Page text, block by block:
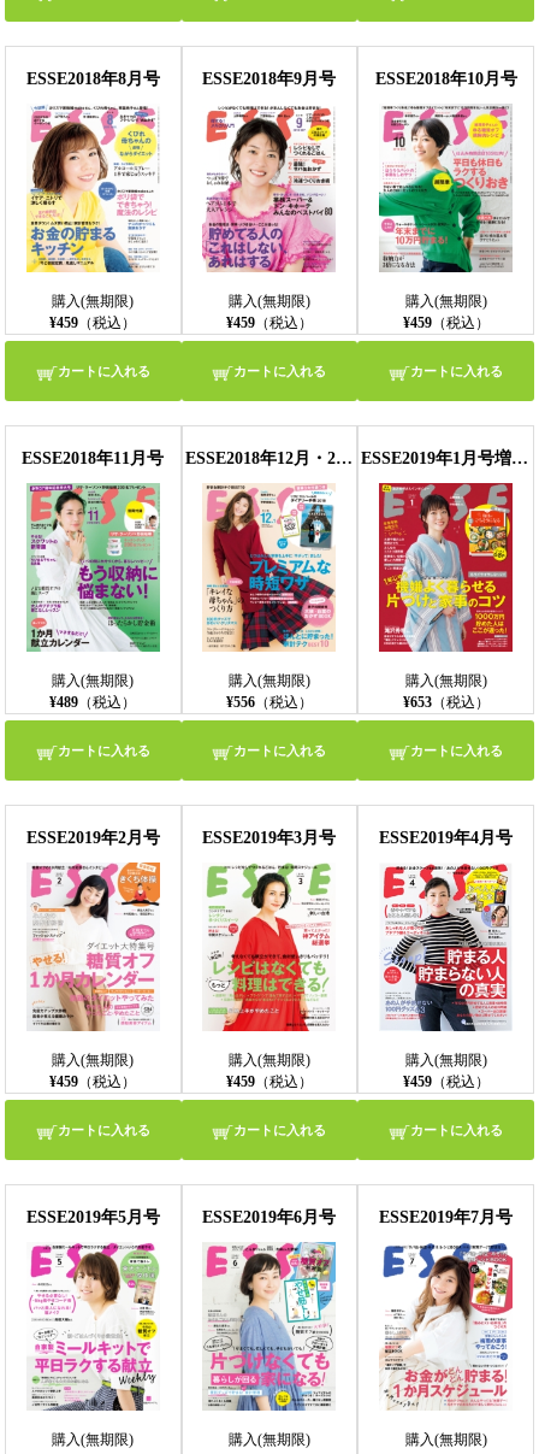
ESSE2018年8月号
購入(無期限)
¥459 （税込）
カートに入れる
ESSE2018年9月号
購入(無期限)
¥459（税込）
カートに入れる
ESSE2018年10月号
購入(無期限)
¥459（税込）
カートに入れる
ESSE2018年11月号
購入(無期限)
¥489 （税込）
カートに入れる
ESSE2018年12月・2019年1月合併号
購入(無期限)
¥556（税込）
カートに入れる
ESSE2019年1月号増刊新年特大号
購入(無期限)
¥653（税込）
カートに入れる
ESSE2019年2月号
購入(無期限)
¥459 （税込）
カートに入れる
ESSE2019年3月号
購入(無期限)
¥459（税込）
カートに入れる
ESSE2019年4月号
購入(無期限)
¥459（税込）
カートに入れる
ESSE2019年5月号
購入(無期限)
ESSE2019年6月号
購入(無期限)
ESSE2019年7月号
購入(無期限)